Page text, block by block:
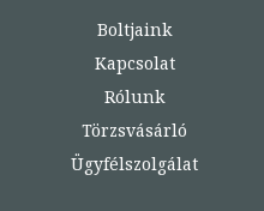
Boltjaink
Kapcsolat
Rólunk
Törzsvásárló
Ügyfélszolgálat